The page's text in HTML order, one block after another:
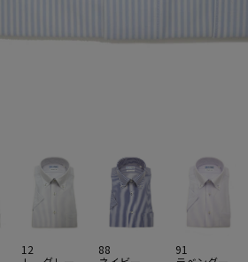
12
88
91